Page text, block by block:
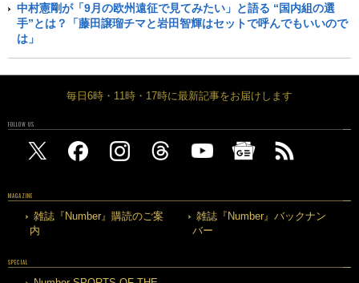
中村憲剛が「9月の欧州遠征で見てみたい」と語る “国内組の選
手”とは？「藤田譲瑠チマと岩田智輝はセットで呼んでもいいので
は」
毎日6時・11時・17時に最新記事をお届けします
FOLLOW US
MAGAZINE
雑誌『Number』購読のご案
内
雑誌『Number』バックナン
バー
SPECIAL